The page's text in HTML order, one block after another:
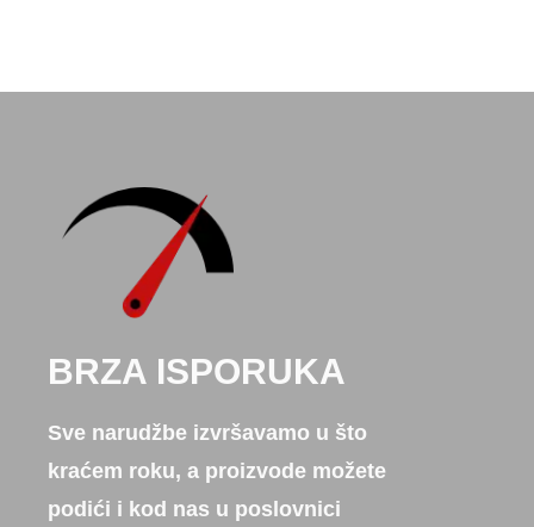
BRZA ISPORUKA
Sve narudžbe izvršavamo u što
kraćem roku, a proizvode možete
podići i kod nas u poslovnici